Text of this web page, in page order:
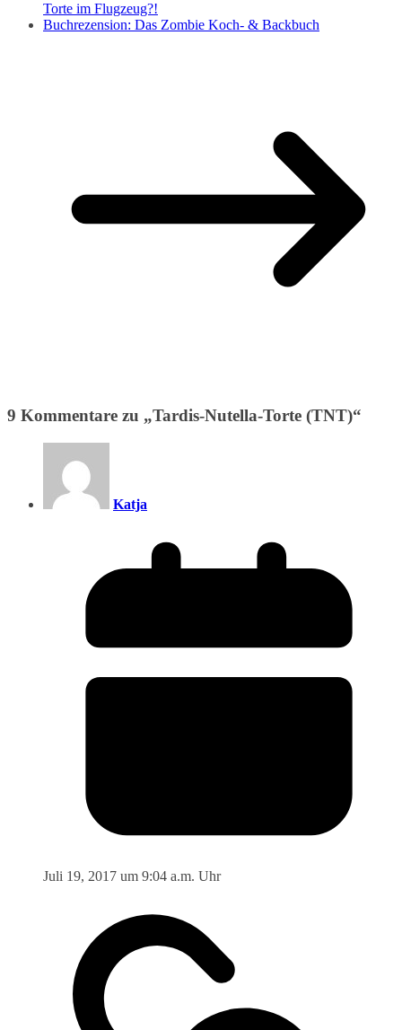
Torte im Flugzeug?!
Buchrezension: Das Zombie Koch- & Backbuch
9 Kommentare zu „Tardis-Nutella-Torte (TNT)“
Katja
Juli 19, 2017 um 9:04 a.m. Uhr